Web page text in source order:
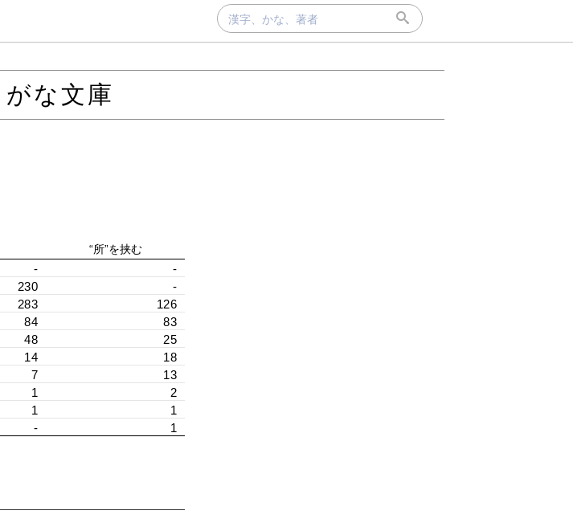
な文庫
“所”を挟む
-
-
230
-
283
126
84
83
48
25
14
18
7
13
1
2
1
1
- 1